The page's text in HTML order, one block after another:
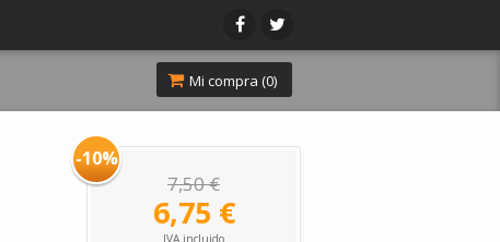
Mi compra (0)
-10%
7,50 €
6,75 €
IVA incluido